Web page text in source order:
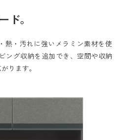
ド。
熱・汚れに強いメラミン素材を使
ング収納を追加でき、空間や収納
ります。